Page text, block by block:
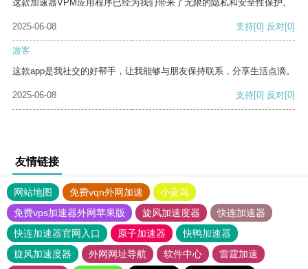
这款加速器VPM应用程序已经为我们带来了无限的隐私和安全性保护。
2025-06-08 支持[0] 反对[0]
游客
这款app是我社交的好帮手，让我能够与朋友保持联系，分享生活点滴。
2025-06-08 支持[0] 反对[0]
友情链接
网站地图 免费vqn外网加速
小蓝鸟
免费vps加速器外网苹果版
旋风加速度器
快连加速器
快连加速器官网入口
原子加速器
快鸭加速器
旋风加速度器
外网网址导航 软件中心 雷霆加速